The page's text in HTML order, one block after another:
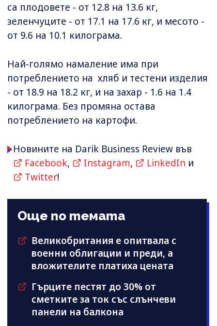
са плодовете - от 12.8 на 13.6 кг,
зеленчуците - от 17.1 на 17.6 кг, и месото -
от 9.6 на 10.1 килограма.
Най-голямо намаление има при
потреблението на хляб и тестени изделия
- от 18.9 на 18.2 кг, и на захар - 1.6 на 1.4
килограма. Без промяна остава
потреблението на картофи.
Новините на Darik Business Review във
Facebook, Instagram, LinkedIn и
Twitter!
Още по темата
Великобритания е опитвала с
военни облигации и преди, а
вложителите платиха цената
Гърците пестят до 30% от
сметките за ток със слънчеви
панели на балкона